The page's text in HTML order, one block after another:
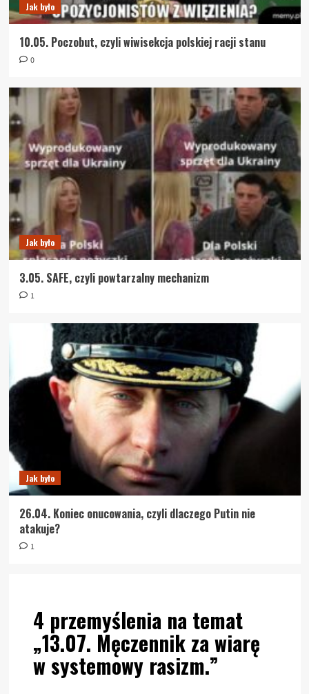
Jak było
10.05. Poczobut, czyli wiwisekcja polskiej racji stanu
0
Jak było
3.05. SAFE, czyli powtarzalny mechanizm
1
Jak było
26.04. Koniec onucowania, czyli dlaczego Putin nie
atakuje?
1
4 przemyślenia na temat
„13.07. Męczennik za wiarę
w systemowy rasizm.”